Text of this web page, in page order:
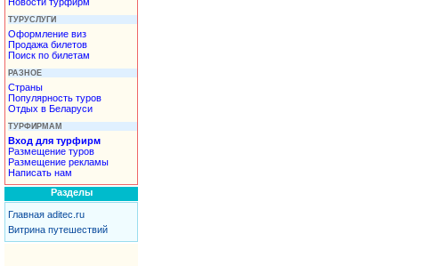
ТУРУСЛУГИ
Оформление виз
Продажа билетов
Поиск по билетам
РАЗНОЕ
Страны
Популярность туров
Отдых в Беларуси
ТУРФИРМАМ
Вход для турфирм
Размещение туров
Размещение рекламы
Написать нам
Разделы
Главная aditec.ru
Витрина путешествий